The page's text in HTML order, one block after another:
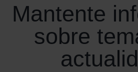
Mantente
sobre